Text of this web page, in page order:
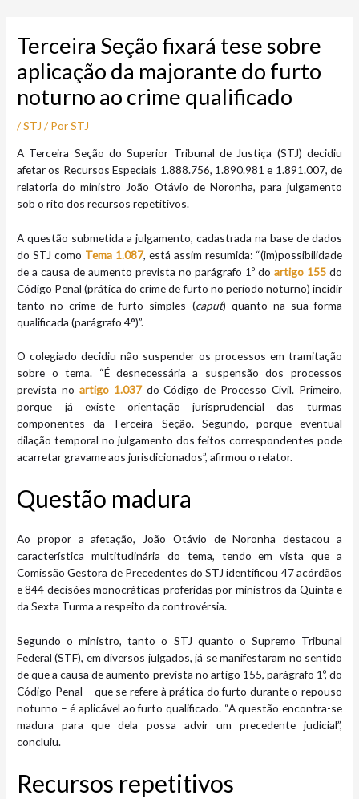
conteúdo
Terceira Seção fixará tese sobre
aplicação da majorante do furto
noturno ao crime qualificado
/STJ / PorSTJ
A Terceira Seção do Superior Tribunal de Justiça (STJ) decidiu
afetar os Recursos Especiais 1.888.756, 1.890.981 e 1.891.007, de
relatoria do ministro João Otávio de Noronha, para julgamento
sob o rito dos recursos repetitivos.
A questão submetida a julgamento, cadastrada na base de dados
do STJ como Tema 1.087, está assim resumida: “(im)possibilidade
de a causa de aumento prevista no parágrafo 1º do artigo 155do
Código Penal (prática do crime de furto no período noturno) incidir
tanto no crime de furto simples (caput) quanto na sua forma
qualificada (parágrafo 4°)”.
O colegiado decidiu não suspender os processos em tramitação
sobre o tema. “É desnecessária a suspensão dos processos
prevista no artigo 1.037do Código de Processo Civil. Primeiro,
porque já existe orientação jurisprudencial das turmas
componentes da Terceira Seção. Segundo, porque eventual
dilação temporal no julgamento dos feitos correspondentes pode
acarretar gravame aos jurisdicionados”, afirmou o relator.
Questão madura
Ao propor a afetação, João Otávio de Noronha destacou a
característica multitudinária do tema, tendo em vista que a
Comissão Gestora de Precedentes do STJ identificou 47 acórdãos
e 844 decisões monocráticas proferidas por ministros da Quinta e
da Sexta Turma a respeito da controvérsia.
Segundo o ministro, tanto o STJ quanto o Supremo Tribunal
Federal (STF), em diversos julgados, já se manifestaram no sentido
de que a causa de aumento prevista no artigo 155, parágrafo 1º, do
Código Penal – que se refere à prática do furto durante o repouso
noturno – é aplicável ao furto qualificado. “A questão encontra-se
madura para que dela possa advir um precedente judicial”,
concluiu.
Recursos repetitivos